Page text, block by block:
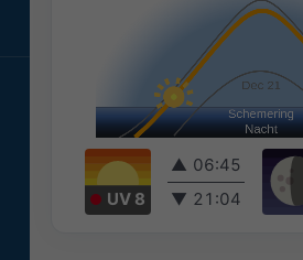
UV 8
▲ 06:45
▼ 21:04